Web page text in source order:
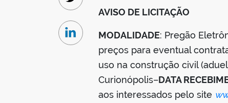
AVISO DE LICITAÇÃO
MODALIDADE: Pregão
preços para eventual
uso na construção civil
Curionópolis–DATA
aos interessados pelo site
Twitter
Linkedin